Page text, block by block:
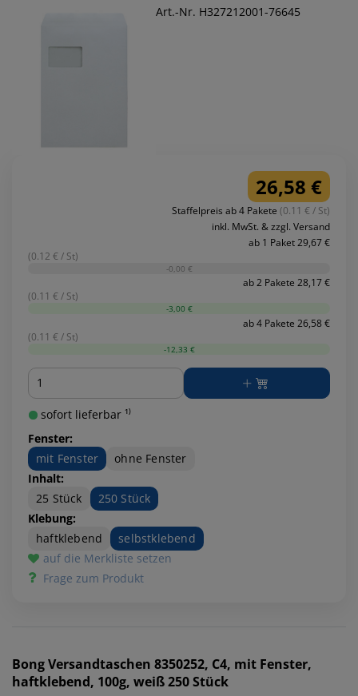
Art.-Nr. H327212001-76645
26,58 €
Staffelpreis ab 4 Pakete (0.11 € / St)
inkl. MwSt. & zzgl. Versand
ab 1 Paket 29,67 €
(0.12 € / St)
-0,00 €
ab 2 Pakete 28,17 €
(0.11 € / St)
-3,00 €
ab 4 Pakete 26,58 €
(0.11 € / St)
-12,33 €
Menge
sofort lieferbar ¹⁾
Fenster:
mit Fenster
ohne Fenster
Inhalt:
25 Stück
250 Stück
Klebung:
haftklebend
selbstklebend
auf die Merkliste setzen
Frage zum Produkt
BongVersandtaschen 8350252, C4, mit Fenster,
haftklebend, 100g, weiß 250 Stück